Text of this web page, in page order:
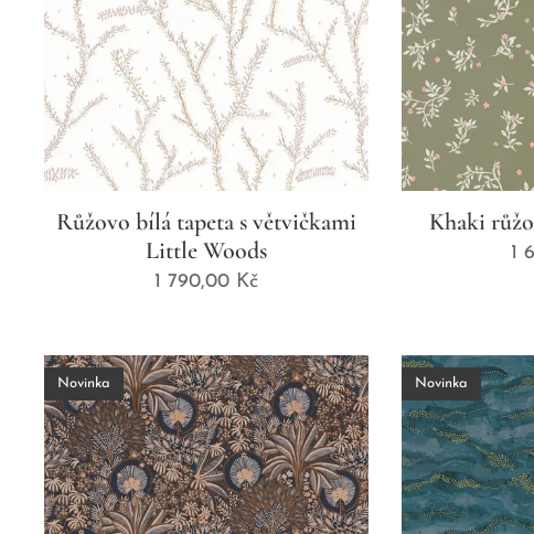
Růžovo bílá tapeta s větvičkami
Little Woods
1 790,00Kč
Khaki
1
Novinka Novinka